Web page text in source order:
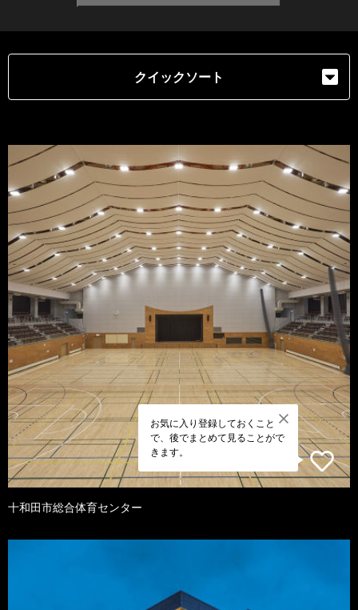
クイックソート
お気に入り登録しておくこと
で、後でまとめて見ることがで
きます。
十和田市総合体育センター